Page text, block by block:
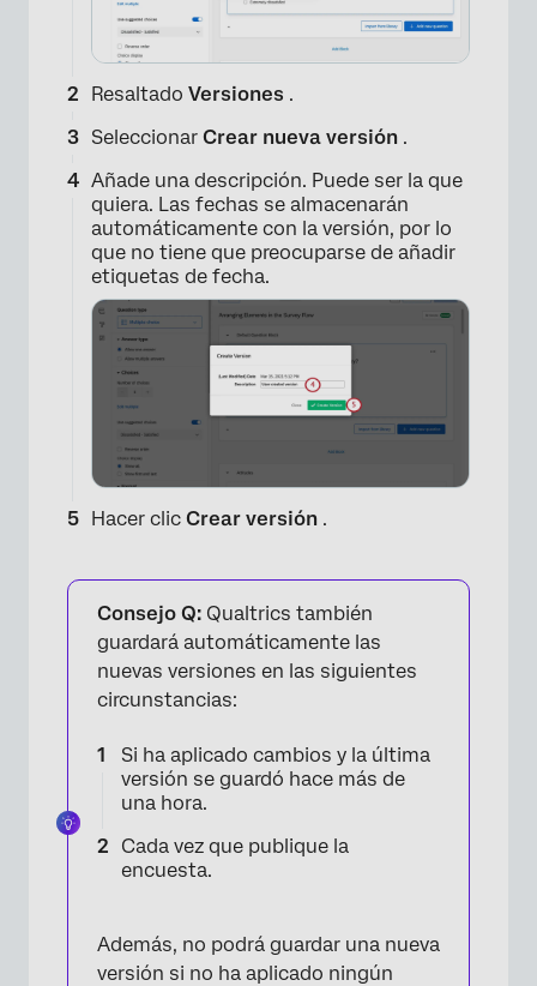
×
Resaltado Versiones .
Seleccionar Crear nueva versión .
Añade una descripción. Puede ser la que
quiera. Las fechas se almacenarán
automáticamente con la versión, por lo
que no tiene que preocuparse de añadir
etiquetas de fecha.
Hacer clic Crear versión .
Consejo Q: Qualtrics también
guardará automáticamente las
nuevas versiones en las siguientes
circunstancias:
Si ha aplicado cambios y la última
versión se guardó hace más de
una hora.
Cada vez que publique la
encuesta.
Además, no podrá guardar una nueva
versión si no ha aplicado ningún